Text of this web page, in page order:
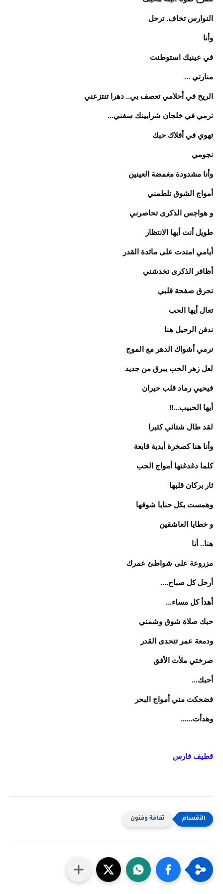
النوارس تخاف. ترحل
وأنا
في عينيك استوطنت
منارتي ...
الريح في أحلامي تعصف بي.. دهرا تنتزعني
ترمي في خلجان شرايينك سفني...
تهوي في أفلاك حبك
نجومي
وأنا مشدودة مغمضة العينين
أمواج الشوق تلطمني
و هواجس الذكرى تحاصرني
طويل أنت أيها الانتظار
أيامي امتدت على مائدة القدر
أظافر الذكرى تخدشني
تحرق صفحة قلبي
تعال أيها الحب
ندفن الرحيل هنا
نرمي أشواك الدهر مع الموج
لعل زهر الحب يبرق من جديد
فيحيي رماد قلب حيران
أيها الحبيب...!!
لقد طال شتائي كثيرا
وأنا هنا كصخرة أبدية قابعة
كلما دغدغتها أمواج الحب
ثار بركان قلبها
وهمست بكل حنايا شوقها
و خطايا العاشقين
هنا.. أنا
مزروعة على شواطئ عمرك
أرحل كل صباح....
أهدأ كل مساء...
حبك صلاة شوق وشمني
ودمعة عمر تتحدى القدر
صرختي ملأت الأفق
أحبك...
فضحكت مني أمواج البحر
وهدأت......
قطيف فارس
ثقافة وفنون